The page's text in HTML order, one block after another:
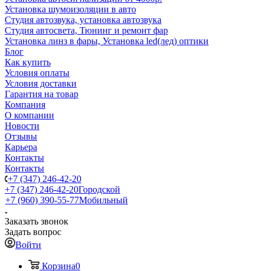
Установка шумоизоляции в авто
Студия автозвука, установка автозвука
Студия автосвета, Тюнинг и ремонт фар
Установка линз в фары, Установка led(лед) оптики
Блог
Как купить
Условия оплаты
Условия доставки
Гарантия на товар
Компания
О компании
Новости
Отзывы
Карьера
Контакты
Контакты
+7 (347) 246-42-20
+7 (347) 246-42-20Городской
+7 (960) 390-55-77Мобильный
Заказать звонок
Задать вопрос
Войти
Корзина0